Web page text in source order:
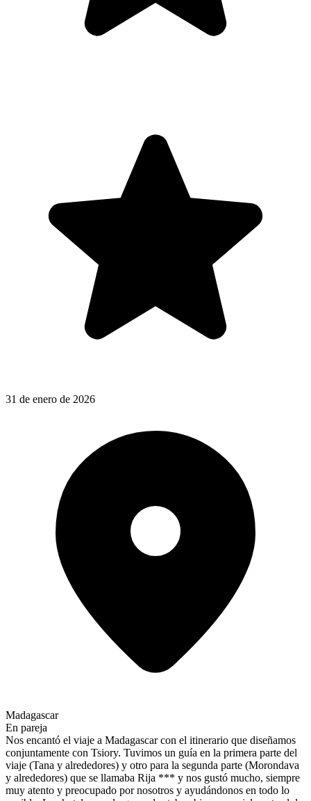
31 de enero de 2026
Madagascar
En pareja
Nos encantó el viaje a Madagascar con el itinerario que diseñamos
conjuntamente con Tsiory. Tuvimos un guía en la primera parte del
viaje (Tana y alrededores) y otro para la segunda parte (Morondava
y alrededores) que se llamaba Rija *** y nos gustó mucho, siempre
muy atento y preocupado por nosotros y ayudándonos en todo lo